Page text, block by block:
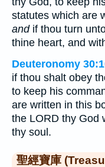
statutes which are
andif thou turn
thine heart, and
Deuteronomy
if thou shalt obey
to keep his
are written in this
the LORD thy God
thy soul.
聖經寶庫